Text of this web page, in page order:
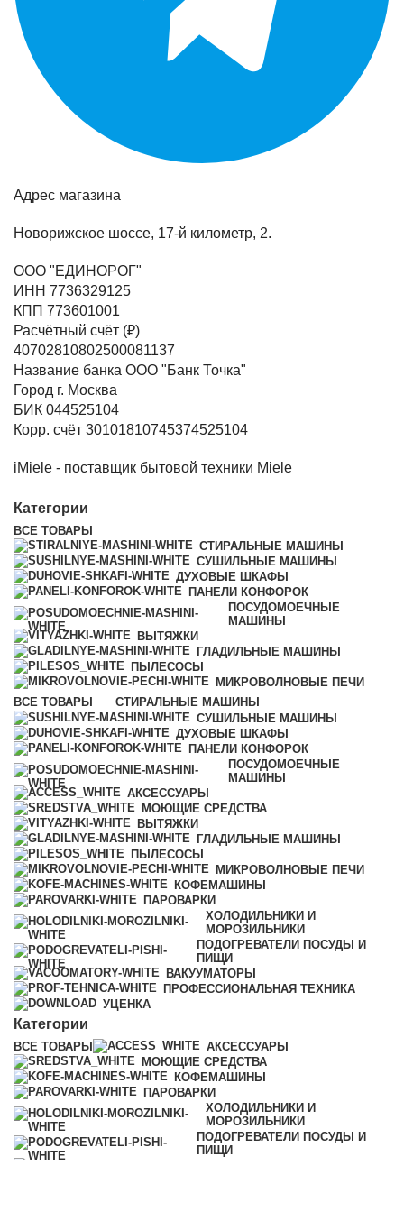
Адрес магазина
Новорижское шоссе, 17-й километр, 2.
ООО "ЕДИНОРОГ"
ИНН 7736329125
КПП 773601001
Расчётный счёт (₽)
40702810802500081137
Название банка ООО "Банк Точка"
Город г. Москва
БИК 044525104
Корр. счёт 30101810745374525104
iMiele - поставщик бытовой техники Miele
Категории
ВСЕ ТОВАРЫ
СТИРАЛЬНЫЕ МАШИНЫ
СУШИЛЬНЫЕ МАШИНЫ
ДУХОВЫЕ ШКАФЫ
ПАНЕЛИ КОНФОРОК
ПОСУДОМОЕЧНЫЕ
МАШИНЫ
ВЫТЯЖКИ
ГЛАДИЛЬНЫЕ МАШИНЫ
ПЫЛЕСОСЫ
МИКРОВОЛНОВЫЕ ПЕЧИ
ВСЕ ТОВАРЫ
СТИРАЛЬНЫЕ МАШИНЫ
СУШИЛЬНЫЕ МАШИНЫ
ДУХОВЫЕ ШКАФЫ
ПАНЕЛИ КОНФОРОК
ПОСУДОМОЕЧНЫЕ
МАШИНЫ
АКСЕССУАРЫ
МОЮЩИЕ СРЕДСТВА
ВЫТЯЖКИ
ГЛАДИЛЬНЫЕ МАШИНЫ
ПЫЛЕСОСЫ
МИКРОВОЛНОВЫЕ ПЕЧИ
КОФЕМАШИНЫ
ПАРОВАРКИ
ХОЛОДИЛЬНИКИ И
МОРОЗИЛЬНИКИ
ПОДОГРЕВАТЕЛИ ПОСУДЫ И
ПИЩИ
ВАКУУМАТОРЫ
ПРОФЕССИОНАЛЬНАЯ ТЕХНИКА
УЦЕНКА
Категории
ВСЕ ТОВАРЫ
АКСЕССУАРЫ
МОЮЩИЕ СРЕДСТВА
КОФЕМАШИНЫ
ПАРОВАРКИ
ХОЛОДИЛЬНИКИ И
МОРОЗИЛЬНИКИ
ПОДОГРЕВАТЕЛИ ПОСУДЫ И
ПИЩИ